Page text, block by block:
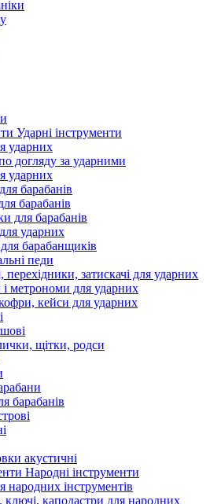
Ударні інструменти
ударних
догляду за ударними
ударних
барабанів
барабанів
для барабанів
ударних
для барабанщиків
педи
перехідники, затискачі для ударних
метрономи для ударних
кейси для ударних
щітки, родси
барабанів
акустичні
Народні інструменти
народних інструментів
каподастри для народних